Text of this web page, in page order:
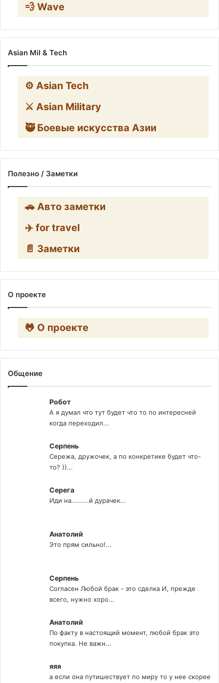
💨 Wave
Asian Mil & Tech
⚙️ Asian Tech
⚔️ Asian Military
🥷 Боевые искусства Азии
Полезно / Заметки
🚗 Авто заметки
✈️ for travel
📄 Заметки
О проекте
🐸 О проекте
Общение
Робот
А я думал что тут будет что то по интересней
когда переходил...
Серпень
Сережа, дружочек, а по конкретике будет что-
то? ))...
Серега
Иди на.........й дурачек...
Анатолий
Это прям сильно!...
Серпень
Согласен Любой брак - это сделка И, прежде
всего, нужно хоро...
Анатолий
По факту в настоящий момент, любой брак это
покупка. Не важн...
яяя
а если она путишествует по миру то у нее скорее